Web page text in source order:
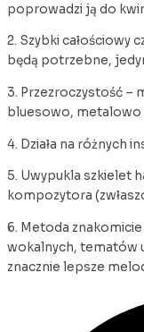
poprowadzi ją do
2. Szybki całościowy
będą potrzebne,
3. Przezroczystość –
bluesowo, metalowo
4. Działa na różnych
5. Uwypukla szkielet
kompozytora
6. Metoda
wokalnych, tematów
znacznie lepsze